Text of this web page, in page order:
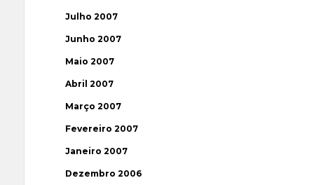
Julho 2007
Junho 2007
Maio 2007
Abril 2007
Março 2007
Fevereiro 2007
Janeiro 2007
Dezembro 2006